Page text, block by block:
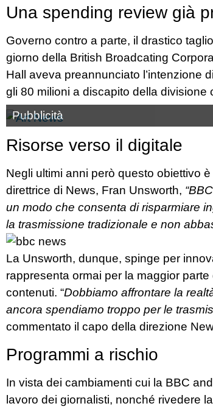
Una spending review già
Governo contro a parte, il drastico
giorno della British Broadcating
Hall aveva preannunciato l’intenzione
gli 80 milioni a discapito della
Pubblicità
Risorse verso il digitale
Negli ultimi anni però questo obiettivo
direttrice di News, Fran Unsworth,
un modo che consenta di risparmiare
la trasmissione tradizionale e non
La Unsworth, dunque, spinge per
rappresenta ormai per la maggior
contenuti. “Dobbiamo affrontare la
ancora spendiamo troppo per le
commentato il capo della direzione
Programmi a rischio
In vista dei cambiamenti cui la BBC
lavoro dei giornalisti, nonché rivedere